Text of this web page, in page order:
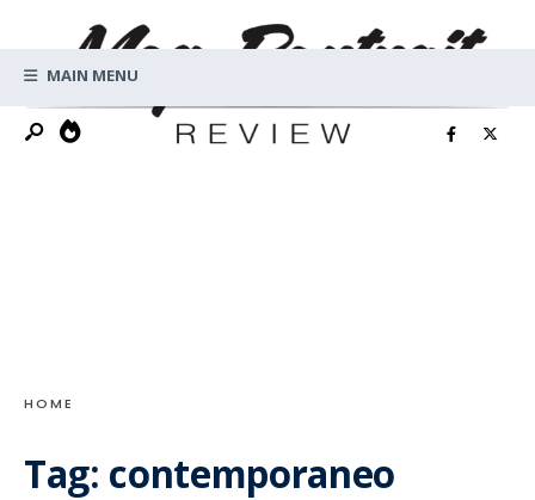
contentMAIN MENU
HOME
Tag: contemporaneo